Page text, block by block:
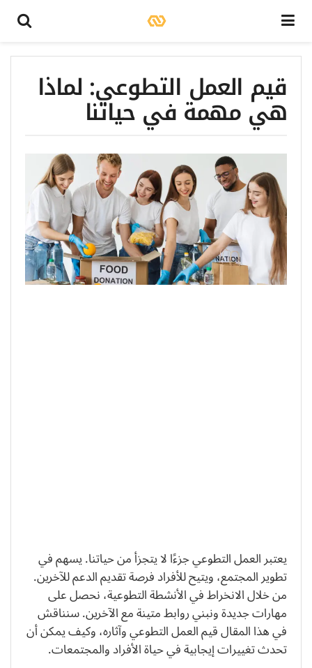
قيم العمل التطوعي: لماذا
هي مهمة في حياتنا
يعتبر العمل التطوعي جزءًا لا يتجزأ من حياتنا. يسهم في
تطوير المجتمع، ويتيح للأفراد فرصة تقديم الدعم للآخرين.
من خلال الانخراط في الأنشطة التطوعية، نحصل على
مهارات جديدة ونبني روابط متينة مع الآخرين. سنناقش
في هذا المقال قيم العمل التطوعي وآثاره، وكيف يمكن أن
تحدث تغييرات إيجابية في حياة الأفراد والمجتمعات.